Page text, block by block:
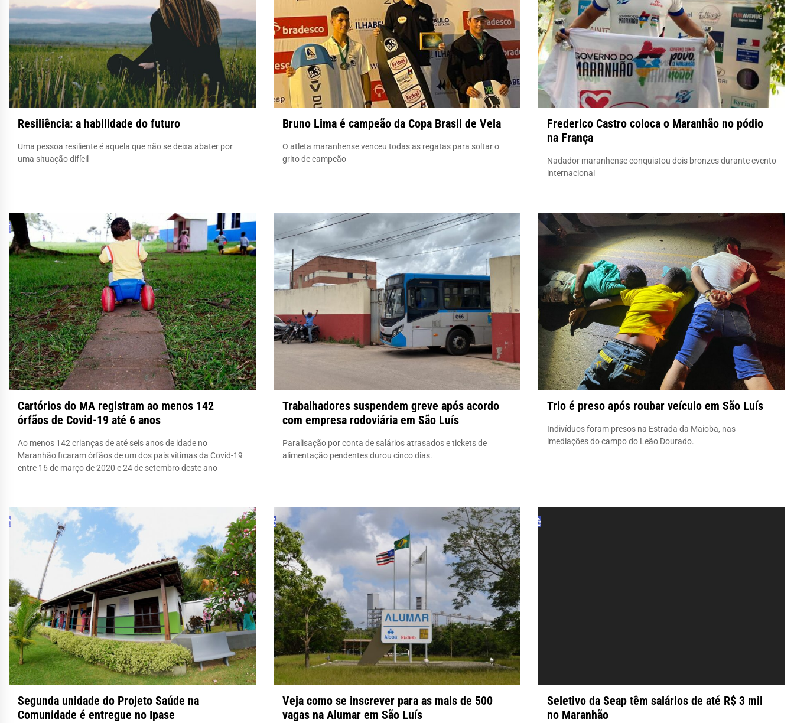
Resiliência: a habilidade do futuro
Uma pessoa resiliente é aquela que não se deixa abater por
uma situação difícil
Bruno Lima é campeão da Copa Brasil de Vela
O atleta maranhense venceu todas as regatas para soltar o
grito de campeão
Frederico Castro coloca o Maranhão no pódio
na França
Nadador maranhense conquistou dois bronzes durante evento
internacional
Cartórios do MA registram ao menos 142
órfãos de Covid-19 até 6 anos
Ao menos 142 crianças de até seis anos de idade no
Maranhão ficaram órfãos de um dos pais vítimas da Covid-19
entre 16 de março de 2020 e 24 de setembro deste ano
Trabalhadores suspendem greve após acordo
com empresa rodoviária em São Luís
Paralisação por conta de salários atrasados e tickets de
alimentação pendentes durou cinco dias.
Trio é preso após roubar veículo em São Luís
Indivíduos foram presos na Estrada da Maioba, nas
imediações do campo do Leão Dourado.
Segunda unidade do Projeto Saúde na
Comunidade é entregue no Ipase
Veja como se inscrever para as mais de 500
vagas na Alumar em São Luís
Seletivo da Seap têm salários de até R$ 3 mil
no Maranhão